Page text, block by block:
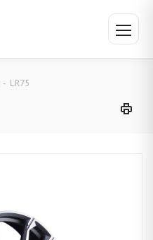
- LR75